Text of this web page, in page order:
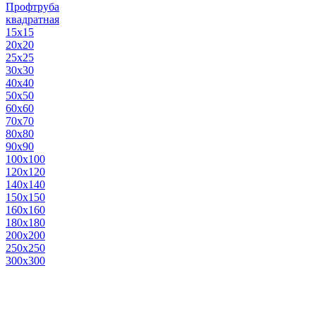
Профтруба
квадратная
15х15
20х20
25х25
30х30
40х40
50х50
60х60
70х70
80х80
90х90
100х100
120х120
140х140
150х150
160х160
180х180
200х200
250х250
300х300